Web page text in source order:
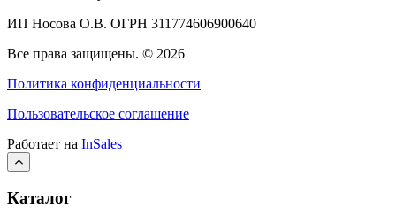
ИП Носова О.В. ОГРН 311774606900640
Все права защищены. © 2026
Политика конфиденциальности
Пользовательское соглашение
Работает на InSales
Каталог